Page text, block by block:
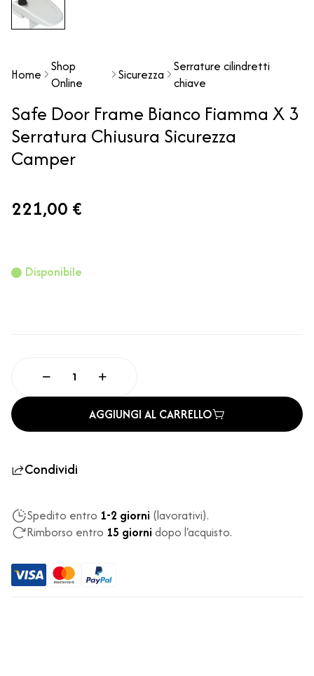
Home
Shop
Online
Sicurezza
Serrature cilindretti
chiave
Safe Door Frame Bianco Fiamma X 3
Serratura Chiusura Sicurezza
Camper
221,00 €
Disponibile
AGGIUNGI AL CARRELLO
Condividi
Spedito entro 1-2 giorni (lavorativi).
Rimborso entro 15 giorni dopo l'acquisto.